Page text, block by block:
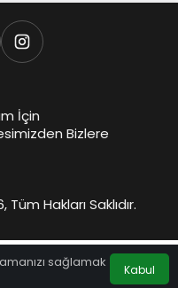
sağlamak
Kabul
Hesabım
İçin
Bizlere
Tüm Hakları Saklıdır.